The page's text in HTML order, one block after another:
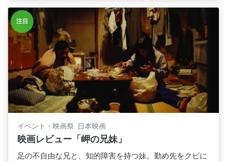
注目
イベント・映画祭 日本映画
映画レビュー「岬の兄妹」
足の不自由な兄と、知的障害を持つ妹。勤め先をクビに